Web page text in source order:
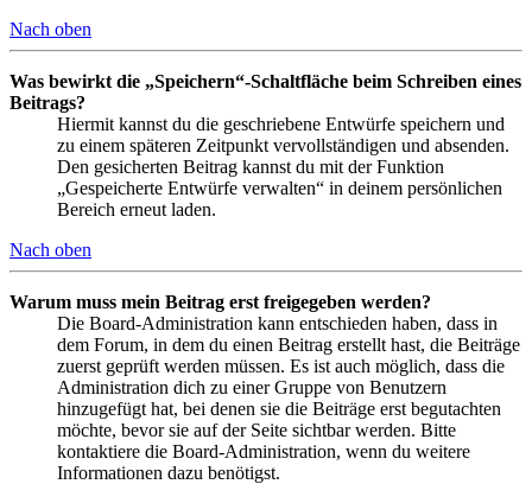
Nach oben
Was bewirkt die „Speichern“-Schaltfläche beim Schreiben eines
Beitrags?
Hiermit kannst du die geschriebene Entwürfe speichern und
zu einem späteren Zeitpunkt vervollständigen und absenden.
Den gesicherten Beitrag kannst du mit der Funktion
„Gespeicherte Entwürfe verwalten“ in deinem persönlichen
Bereich erneut laden.
Nach oben
Warum muss mein Beitrag erst freigegeben werden?
Die Board-Administration kann entschieden haben, dass in
dem Forum, in dem du einen Beitrag erstellt hast, die Beiträge
zuerst geprüft werden müssen. Es ist auch möglich, dass die
Administration dich zu einer Gruppe von Benutzern
hinzugefügt hat, bei denen sie die Beiträge erst begutachten
möchte, bevor sie auf der Seite sichtbar werden. Bitte
kontaktiere die Board-Administration, wenn du weitere
Informationen dazu benötigst.